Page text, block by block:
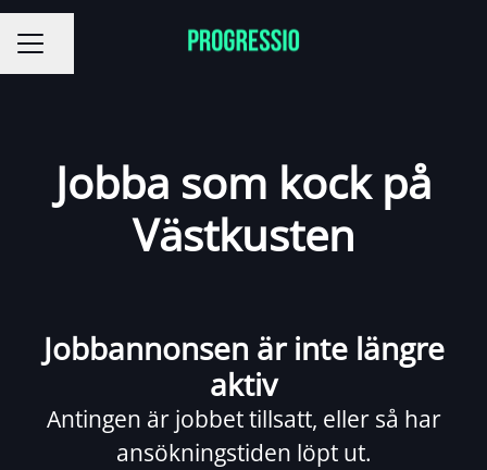
KARRIÄRMENY
Dela sidan
Jobba som kock på
Västkusten
Jobbannonsen är inte längre
aktiv
Antingen är jobbet tillsatt, eller så har
ansökningstiden löpt ut.